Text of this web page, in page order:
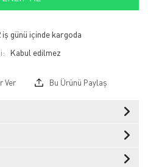
iş günü içinde kargoda
Ver Bu Ürünü Paylaş